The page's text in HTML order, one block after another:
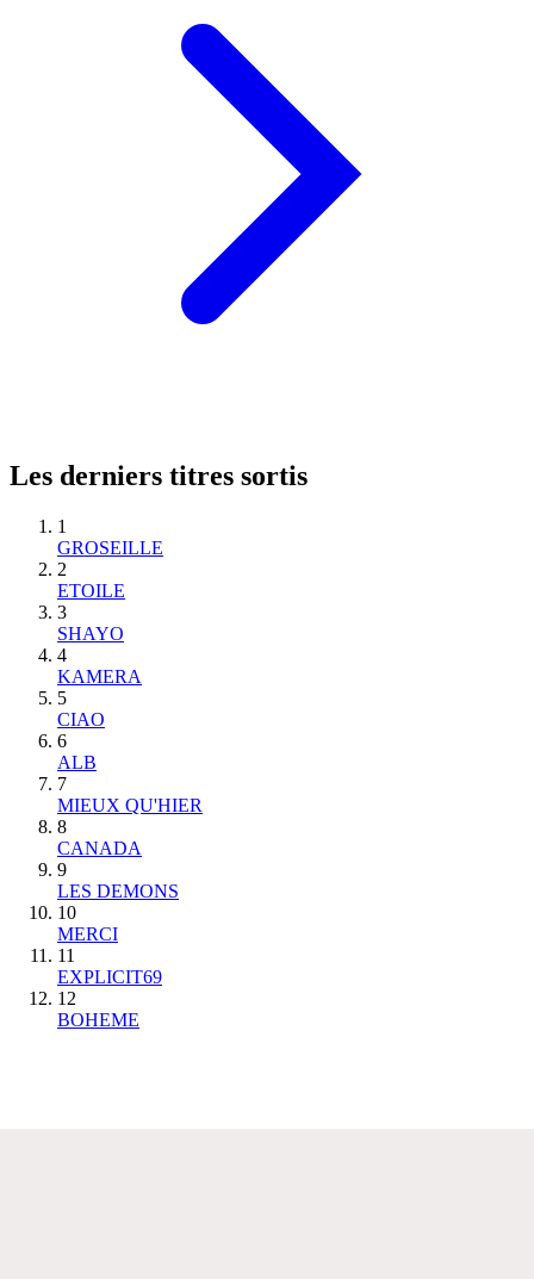
Les derniers titres sortis
1
GROSEILLE
2
ETOILE
3
SHAYO
4
KAMERA
5
CIAO
6
ALB
7
MIEUX QU'HIER
8
CANADA
9
LES DEMONS
10
MERCI
11
EXPLICIT69
12
BOHEME